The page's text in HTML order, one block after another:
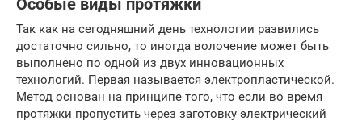
Особые виды протяжки
Так как на сегодняшний день технологии развились
достаточно сильно, то иногда волочение может быть
выполнено по одной из двух инновационных
технологий. Первая называется электропластической.
Метод основан на принципе того, что если во время
протяжки пропустить через заготовку электрический